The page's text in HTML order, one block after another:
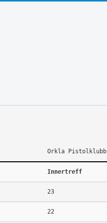
Orkla Pistolklubb
Innertreff
23
22